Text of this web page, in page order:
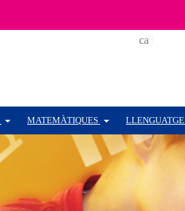
ca
MATEMÀTIQUES LLENGUATGE